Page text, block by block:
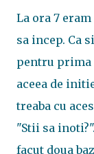
La ora 7
sa incep. Ca
pentru prima
aceea de
treaba cu
"Stii sa
facut doua